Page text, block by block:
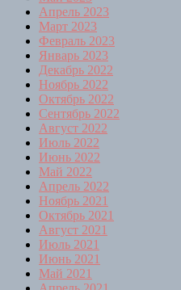
Апрель 2023
Март 2023
Февраль 2023
Январь 2023
Декабрь 2022
Ноябрь 2022
Октябрь 2022
Сентябрь 2022
Август 2022
Июль 2022
Июнь 2022
Май 2022
Апрель 2022
Ноябрь 2021
Октябрь 2021
Август 2021
Июль 2021
Июнь 2021
Май 2021